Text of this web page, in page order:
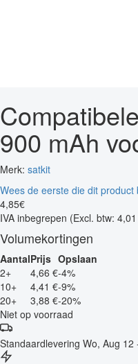
900 mAh
Merk: satkit
Wees de eerste die dit product
4,85€
IVA inbegrepen (Excl. btw:
Volumekortingen
AantalPrijs Opslaan
2+
4,66 €-4%
10+
4,41 €-9%
20+
3,88 €-20%
Niet op voorraad
Standaardlevering Wo, Aug 12